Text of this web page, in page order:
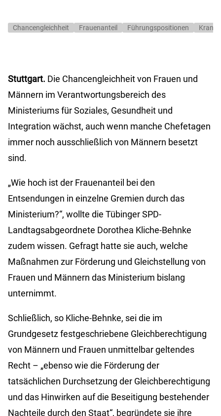
Chancengleichheit Frauenanteil Führungspositionen
Stuttgart. Die Chancengleichheit von Frauen und
Männern im Verantwortungsbereich des
Ministeriums für Soziales, Gesundheit und
Integration wächst, auch wenn manche Chefetagen
immer noch ausschließlich von Männern besetzt
sind.
„Wie hoch ist der Frauenanteil bei den
Entsendungen in einzelne Gremien durch das
Ministerium?“, wollte die Tübinger SPD-
Landtagsabgeordnete Dorothea Kliche-Behnke
zudem wissen. Gefragt hatte sie auch, welche
Maßnahmen zur Förderung und Gleichstellung von
Frauen und Männern das Ministerium bislang
unternimmt.
Schließlich, so Kliche-Behnke, sei die im
Grundgesetz festgeschriebene Gleichberechtigung
von Männern und Frauen unmittelbar geltendes
Recht – „ebenso wie die Förderung der
tatsächlichen Durchsetzung der Gleichberechtigung
und das Hinwirken auf die Beseitigung bestehender
Nachteile durch den Staat“, begründete sie ihre